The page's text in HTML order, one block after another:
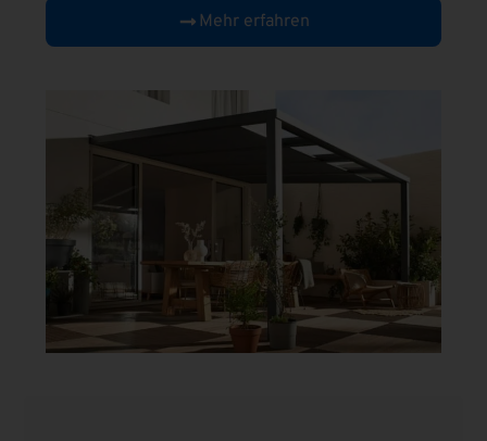
Mehr erfahren